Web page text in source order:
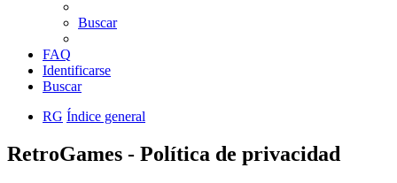
Buscar
FAQ
Identificarse
Buscar
RG Índice general
RetroGames - Política de privacidad